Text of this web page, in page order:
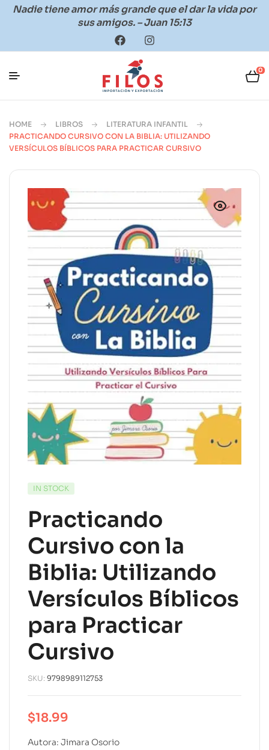
Nadie tiene amor más grande que el dar la vida por
sus amigos. – Juan 15:13
0
HOME LIBROS
LITERATURA INFANTIL
PRACTICANDO CURSIVO CON LA BIBLIA: UTILIZANDO
VERSÍCULOS BÍBLICOS PARA PRACTICAR CURSIVO
IN STOCK
Practicando
Cursivo con la
Biblia: Utilizando
Versículos Bíblicos
para Practicar
Cursivo
SKU: 9798989112753
$18.99
Autora: Jimara Osorio